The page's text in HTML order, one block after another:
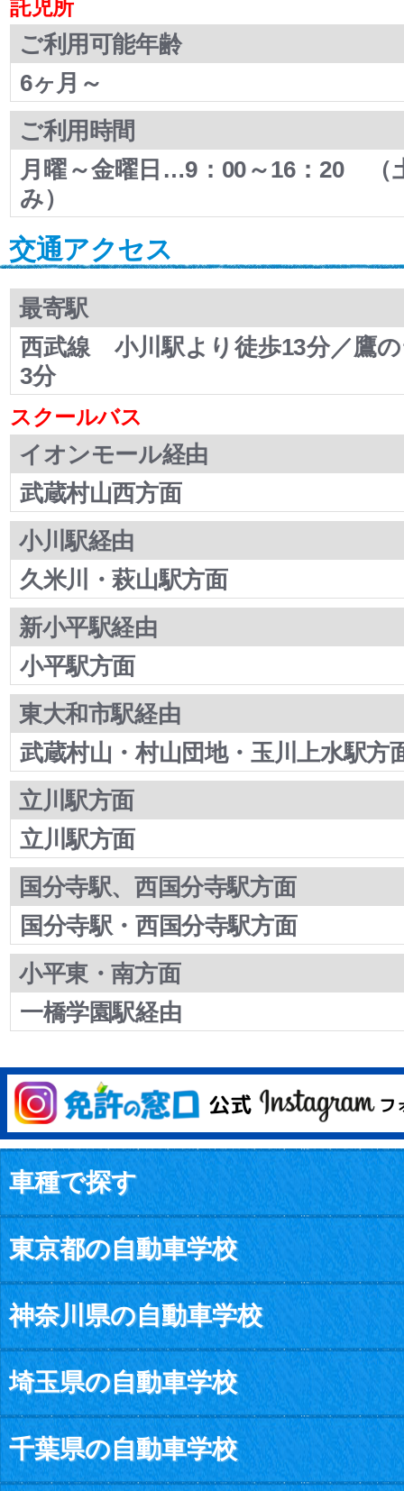
託児所
ご利用可能年齢
6ヶ月～
ご利用時間
月曜～金曜日…9：00～16：20 （
み）
交通アクセス
最寄駅
西武線 小川駅より徒歩13分／鷹
3分
スクールバス
イオンモール経由
武蔵村山西方面
小川駅経由
久米川・萩山駅方面
新小平駅経由
小平駅方面
東大和市駅経由
武蔵村山・村山団地・玉川上水駅方
立川駅方面
立川駅方面
国分寺駅、西国分寺駅方面
国分寺駅・西国分寺駅方面
小平東・南方面
一橋学園駅経由
車種で探す
東京都の自動車学校
神奈川県の自動車学校
埼玉県の自動車学校
千葉県の自動車学校